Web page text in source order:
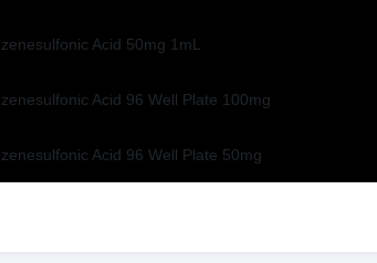
Acid 50mg 1mL
Acid 96 Well Plate 100mg
Acid 96 Well Plate 50mg